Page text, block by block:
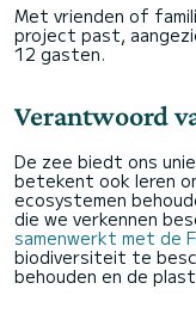
Met vrienden of
project past,
12 gasten.
Verantwoord
De zee biedt ons
betekent ook leren
ecosystemen
die we verkennen
samenwerkt met de
biodiversiteit te
behouden en de